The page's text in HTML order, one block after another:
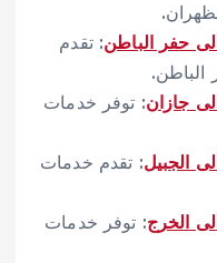
حفر الباطن: تقدم
جازان: توفر خدمات
الجبيل: تقدم خدمات
الخرج: توفر خدمات